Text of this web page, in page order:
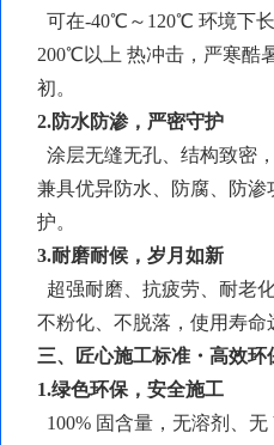
可在-40℃～120℃ 环境下
200℃以上 热冲击，严寒酷
初。
2.防水防渗，严密守护
涂层无缝无孔、结构致密
兼具优异防水、防腐、防
护。
3.耐磨耐候，岁月如新
超强耐磨、抗疲劳、耐老
不粉化、不脱落，使用寿命
三、匠心施工标准・高效环
1.绿色环保，安全施工
100% 固含量，无溶剂、